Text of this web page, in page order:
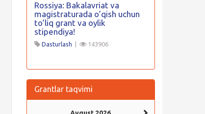
Rossiya: Bakalavriat va
magistraturada o’qish uchun
to’liq grant va oylik
stipendiya!
Dasturlash 143906
Grantlar taqvimi